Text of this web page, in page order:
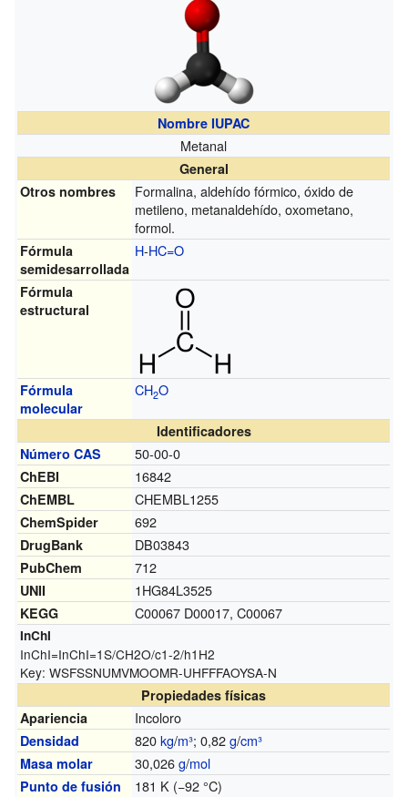
Nombre IUPAC
Metanal
General
Otros nombres
Formalina, aldehído fórmico, óxido de
metileno, metanaldehído, oxometano,
formol.
Fórmula
semidesarrollada
H-HC=O
Fórmula
estructural
Fórmula
molecular
CH2O
Identificadores
Número CAS
50-00-0
ChEBI 16842
ChEMBL CHEMBL1255
ChemSpider 692
DrugBank DB03843
PubChem 712
UNII 1HG84L3525
KEGG C00067 D00017, C00067
InChI
InChI=InChI=1S/CH2O/c1-2/h1H2
Key:WSFSSNUMVMOOMR-UHFFFAOYSA-N
Propiedades físicas
Apariencia
Incoloro
Densidad 820kg/m³; 0,82g/cm³
Masa molar 30,026g/mol
Punto de fusión 181 K (−92 °C)